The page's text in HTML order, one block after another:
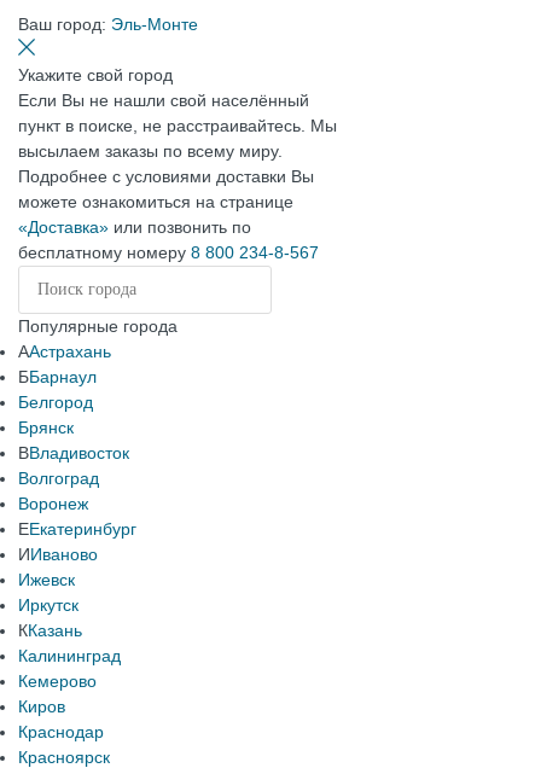
Ваш город: Эль-Монте
Укажите свой город
Если Вы не нашли свой населённый
пункт в поиске, не расстраивайтесь. Мы
высылаем заказы по всему миру.
Подробнее с условиями доставки Вы
можете ознакомиться на странице
«Доставка» или позвонить по
бесплатному номеру 8 800 234-8-567
Популярные города
ААстрахань
ББарнаул
Белгород
Брянск
ВВладивосток
Волгоград
Воронеж
ЕЕкатеринбург
ИИваново
Ижевск
Иркутск
ККазань
Калининград
Кемерово
Киров
Краснодар
Красноярск